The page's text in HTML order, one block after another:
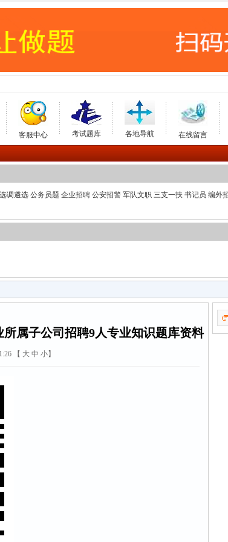
客服中心 考试题库 各地导航 在线留言
选调遴选 公务员题 企业招聘 公安招警 军队文职 三支一扶 书记员 编外
属子公司招聘9人专业知识题库资料
【 大 中 小】